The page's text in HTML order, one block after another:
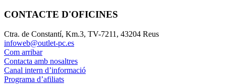
CONTACTE D'OFICINES
Ctra. de Constantí, Km.3, TV-7211, 43204 Reus
infoweb@outlet-pc.es
Com arribar
Contacta amb nosaltres
Canal intern d’informació
Programa d’afiliats